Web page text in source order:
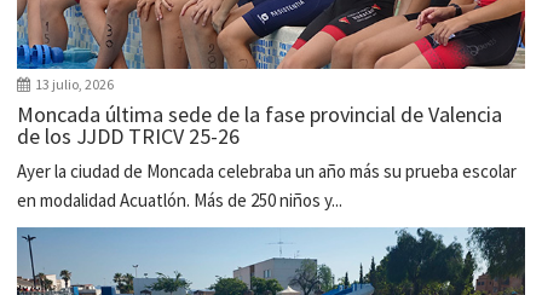
13 julio, 2026
Moncada última sede de la fase provincial de Valencia
de los JJDD TRICV 25-26
Ayer la ciudad de Moncada celebraba un año más su prueba escolar
en modalidad Acuatlón. Más de 250 niños y...